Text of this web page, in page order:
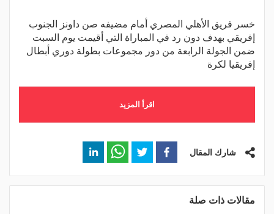
خسر فريق الأهلي المصري أمام مضيفه صن داونز الجنوب
إفريقي بهدف دون رد في المباراة التي أقيمت يوم السبت
ضمن الجولة الرابعة من دور مجموعات بطولة دوري أبطال
إفريقيا لكرة
اقرأ المزيد
شارك المقال
مقالات ذات صلة